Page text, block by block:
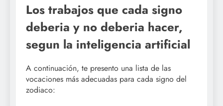
Los trabajos que cada signo
deberia y no deberia hacer,
segun la inteligencia artificial
A continuación, te presento una lista de las
vocaciones más adecuadas para cada signo del
zodiaco: